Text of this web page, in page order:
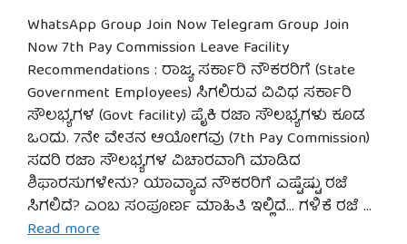
WhatsApp Group Join Now Telegram Group Join
Now 7th Pay Commission Leave Facility
Recommendations : ರಾಜ್ಯ ಸರ್ಕಾರಿ ನೌಕರರಿಗೆ (State
Government Employees) ಸಿಗಲಿರುವ ವಿವಿಧ ಸರ್ಕಾರಿ
ಸೌಲಭ್ಯಗಳ (Govt facility) ಪೈಕಿ ರಜಾ ಸೌಲಭ್ಯಗಳು ಕೂಡ
ಒಂದು. 7ನೇ ವೇತನ ಆಯೋಗವು (7th Pay Commission)
ಸದರಿ ರಜಾ ಸೌಲಭ್ಯಗಳ ವಿಚಾರವಾಗಿ ಮಾಡಿದ
ಶಿಫಾರಸುಗಳೇನು? ಯಾವ್ಯಾವ ನೌಕರರಿಗೆ ಎಷ್ಟೆಷ್ಟು ರಜೆ
ಸಿಗಲಿದೆ? ಎಂಬ ಸಂಪೂರ್ಣ ಮಾಹಿತಿ ಇಲ್ಲಿದೆ… ಗಳಿಕೆ ರಜೆ …
Read more